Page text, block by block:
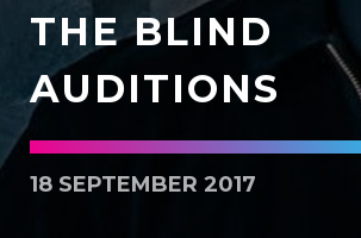
THE BLIND
AUDITIONS
18 SEPTEMBER 2017